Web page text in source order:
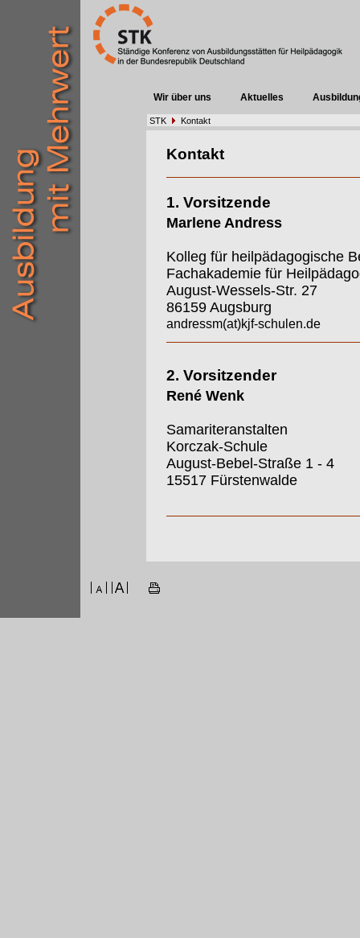
Wir über uns Aktuelles
STK Kontakt
Kontakt
1. Vorsitzende
Marlene Andress
Kolleg für heilpädagogische
Fachakademie für
August-Wessels-Str. 27
86159 Augsburg
andressm(at)kjf-schulen.de
2. Vorsitzender
René Wenk
Samariteranstalten
Korczak-Schule
August-Bebel-Straße 1 - 4
15517 Fürstenwalde